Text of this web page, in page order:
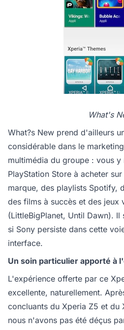
What's
What?s New prend d'ailleurs
considérable dans le
multimédia du groupe : vous y
PlayStation Store à acheter
marque, des playlists Spotify,
des films à succès et des jeux
(LittleBigPlanet, Until Dawn).
si Sony persiste dans cette
interface.
Un soin particulier apporté à
L'expérience offerte par ce
excellente, naturellement.
concluants du Xperia Z5 et du
nous n'avons pas été déçus